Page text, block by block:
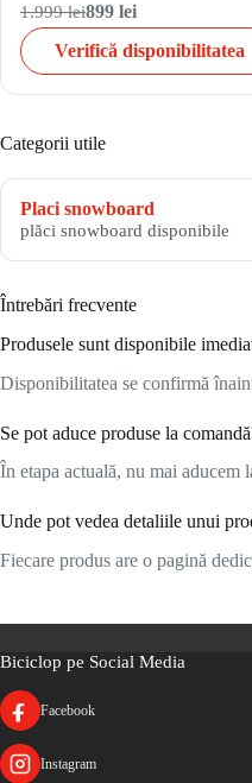
1.999 lei899 lei
Verifică disponibilitatea
Categorii utile
Placi snowboard
plăci snowboard disponibile
Întrebări frecvente
Produsele sunt disponibile
Disponibilitatea se confirmă
Se pot aduce produse la
În etapa actuală, nu mai aducem
Unde pot vedea detaliile unui
Fiecare produs are o pagină
Biciclop pe Social Media
Facebook
Instagram